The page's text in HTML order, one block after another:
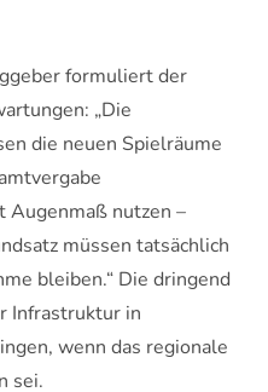
formuliert der
„Die
die neuen Spielräume
nutzen –
müssen tatsächlich
bleiben.“ Die dringend
Infrastruktur in
wenn das regionale
sei.